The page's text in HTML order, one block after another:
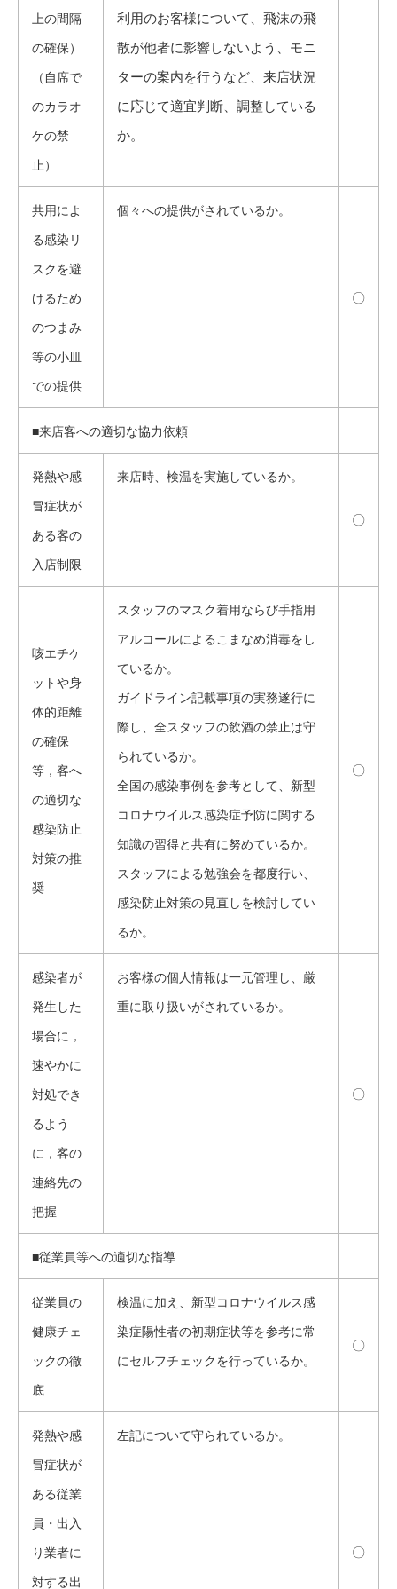
上の間隔
の確保）
（自席で
のカラオ
ケの禁
止）
利用のお客様について、飛沫の飛
散が他者に影響しないよう、モニ
ターの案内を行うなど、来店状況
に応じて適宜判断、調整している
か。
共用によ
る感染リ
スクを避
けるため
のつまみ
等の小皿
での提供
個々への提供がされているか。
〇
■来店客への適切な協力依頼
発熱や感
冒症状が
ある客の
入店制限
来店時、検温を実施しているか。
〇
咳エチケ
ットや身
体的距離
の確保
等，客へ
の適切な
感染防止
対策の推
奨
スタッフのマスク着用ならび手指用
アルコールによるこまなめ消毒をし
ているか。
ガイドライン記載事項の実務遂行に
際し、全スタッフの飲酒の禁止は守
られているか。
全国の感染事例を参考として、新型
コロナウイルス感染症予防に関する
知識の習得と共有に努めているか。
スタッフによる勉強会を都度行い、
感染防止対策の見直しを検討してい
るか。
〇
感染者が
発生した
場合に，
速やかに
対処でき
るよう
に，客の
連絡先の
把握
お客様の個人情報は一元管理し、厳
重に取り扱いがされているか。
〇
■従業員等への適切な指導
従業員の
健康チェ
ックの徹
底
検温に加え、新型コロナウイルス感
染症陽性者の初期症状等を参考に常
にセルフチェックを行っているか。
〇
発熱や感
冒症状が
ある従業
員・出入
り業者に
対する出
左記について守られているか。
〇